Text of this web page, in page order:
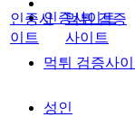
인증사이트
먹튀 검증사
성인
인증사
이트
먹튀 검증
사이트